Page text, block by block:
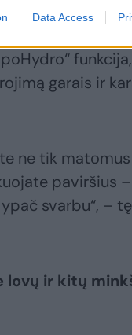
Data Access
metas
garais ir
ne tik
paviršius
svarbu“, –
lovų ir kitų